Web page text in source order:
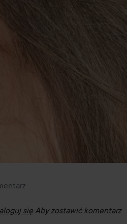
się Aby zostawić komentarz